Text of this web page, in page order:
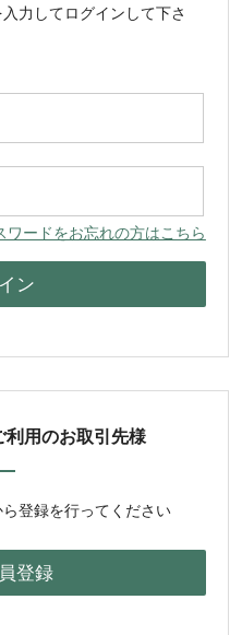
入力してログインして下さ
ワードをお忘れの方はこちら
利用のお取引先様
登録を行ってください